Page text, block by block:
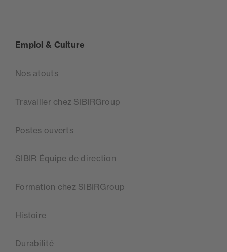
Emploi & Culture
Nos atouts
Travailler chez SIBIRGroup
Postes ouverts
SIBIR Équipe de direction
Formation chez SIBIRGroup
Histoire
Durabilité